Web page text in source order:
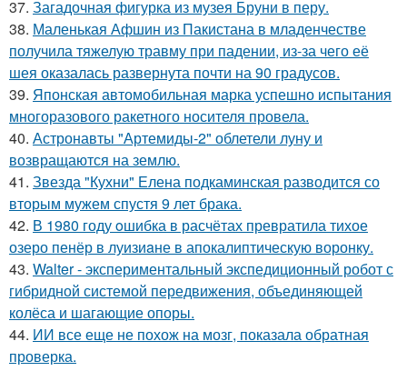
37. Загадочная фигурка из музея Бруни в перу.
38. Маленькая Афшин из Пакистана в младенчестве
получила тяжелую травму при падении, из-за чего её
шея оказалась развернута почти на 90 градусов.
39. Японская автомобильная марка успешно испытания
многоразового ракетного носителя провела.
40. Астронавты "Артемиды-2" облетели луну и
возвращаются на землю.
41. Звезда "Кухни" Елена подкаминская разводится со
вторым мужем спустя 9 лет брака.
42. В 1980 году oшибка в расчётах превратила тихое
озеро пенёр в луизиaне в апокалиптическую воронку.
43. Walter - экспериментальный экспедиционный робот с
гибридной системой передвижения, объединяющей
колёса и шагающие опоры.
44. ИИ все еще не похож на мозг, показала обратная
проверка.